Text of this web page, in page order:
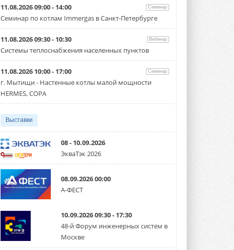
«РУСКЛИМАТ Fest 2026» в Уфе
собрал свыше 700 профи
климатической отрасли
Организатором выступил торгово-
производственный холдинг ...
ЦОД с плотностью 54 кВт на
стойку
3 АВГУСТА 2026
систему DVM на R32
Линейка включает семь типоразмеров
производительностью от 22,4 до 56 кВт.
Суммарная длина трубопроводов ...
3 АВГУСТА 2026
«СиСофт Девелопмент» подвел
итоги конкурса студенческих
стартует уже в сентябре 2026 года ...
3 АВГУСТА 2026
«Русклимат» укрепляет
11.08.2026 09:00 - 14:00 Семинар
Семинар по котлам Immergas в Санкт-Петербурге
11.08.2026 09:30 - 10:30 Вебинар
Системы теплоснабжения населенных пунктов
11.08.2026 10:00 - 17:00 Семинар
г. Мытищи - Настенные котлы малой мощности
HERMES, COPA
Выставки
08 - 10.09.2026
ЭкваТэк 2026
08.09.2026 00:00
А-ФЕСТ
10.09.2026 09:30 - 17:30
48-й Форум инженерных систем в
Москве